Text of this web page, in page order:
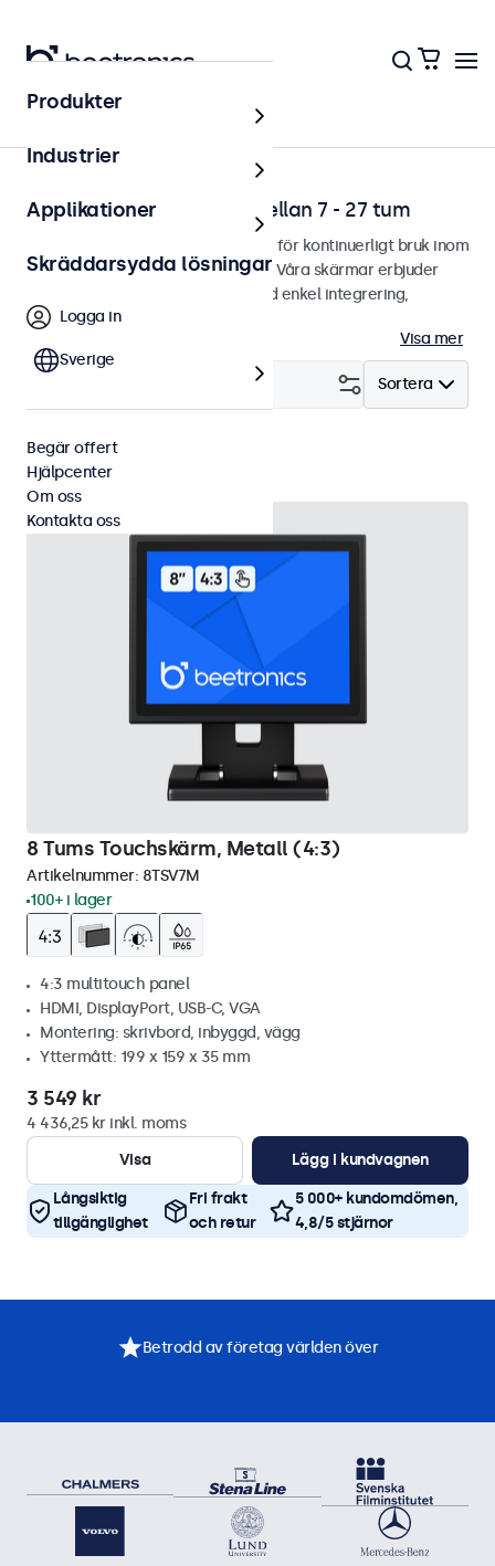
Lösningar
Professionella skärmar mellan 7 - 27 tum
Professionella skärmar designade för kontinuerligt bruk inom
utmanande användningsområden. Våra skärmar erbjuder
gott om monteringsalternativ med enkel integrering,
anpassat utefter alla miljöer.
Visa mer
Sortera
8 tum USB-C
8 Tums Touchskärm, Metall (4:3)
Artikelnummer: 8TSV7M
100+ i lager
4:3 multitouch panel
HDMI, DisplayPort, USB-C, VGA
Montering: skrivbord, inbyggd, vägg
Yttermått: 199 x 159 x 35 mm
3 549 kr
4 436,25 kr inkl. moms
Visa
Lägg i kundvagnen
Långsiktig
tillgänglighet
Fri frakt
och retur
5 000+ kundomdömen,
4,8/5 stjärnor
Produkter
Industrier
Applikationer
Skräddarsydda lösningar
Logga in
Sverige
Begär offert
Hjälpcenter
Om oss
Kontakta oss
Betrodd av företag världen över